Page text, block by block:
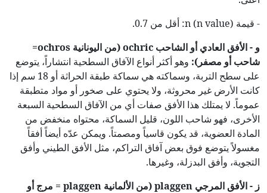
- قيمة n (n value): أقل من 0.7.
و - الأفق العادي أو الشاحب ochric(من اليونانية ochros
=
شاحب أو مصفر): وهو أكثر أنواع الآفاق السطحية انتشاراً، يتوضع
على سطح التربة، وسماكته هي سماكة طبقة الحراثة أو 18 سم إذا
كانت الأرض غير محروثة، ولا يحتوي على صخور أو مواد متطبقة
عموماً. لا يمتلك هذا الأفق صفات أي من الآفاق السطحية السبعة
الأخرى، فهو شاحب اللون، قليل السماكة، محتواه منخفض من
المادة العضوية، قد يكون قاسياً ومصمتاً. ويمكن عدّه أيضاً أفقاً
مغسولاً يتوضع فوق بعض آفاق التراكم، مثل الأفق الطيني وأفق
التجوية، وأفق البدزلة، وغيرها.
ز - الأفق المرجي plaggen(من الألمانية plaggen = مرج أو